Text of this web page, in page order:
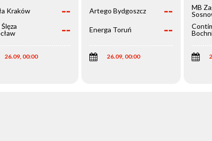
Kraków --
--
26.09, 00:00
Artego Bydgoszcz --
Energa Toruń --
26.09, 00:00
MB